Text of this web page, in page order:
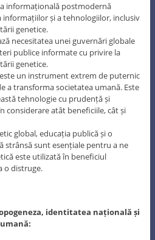
informațională postmodernă
informațiilor și a tehnologiilor, inclusiv
genetice.
necesitatea unei guvernări globale
publice informate cu privire la
genetice.
un instrument extrem de puternic
a transforma societatea umană. Este
tehnologie cu prudență și
considerare atât beneficiile, cât și
global, educația publică și o
strânsă sunt esențiale pentru a ne
este utilizată în beneficiul
o distruge.
identitatea națională și